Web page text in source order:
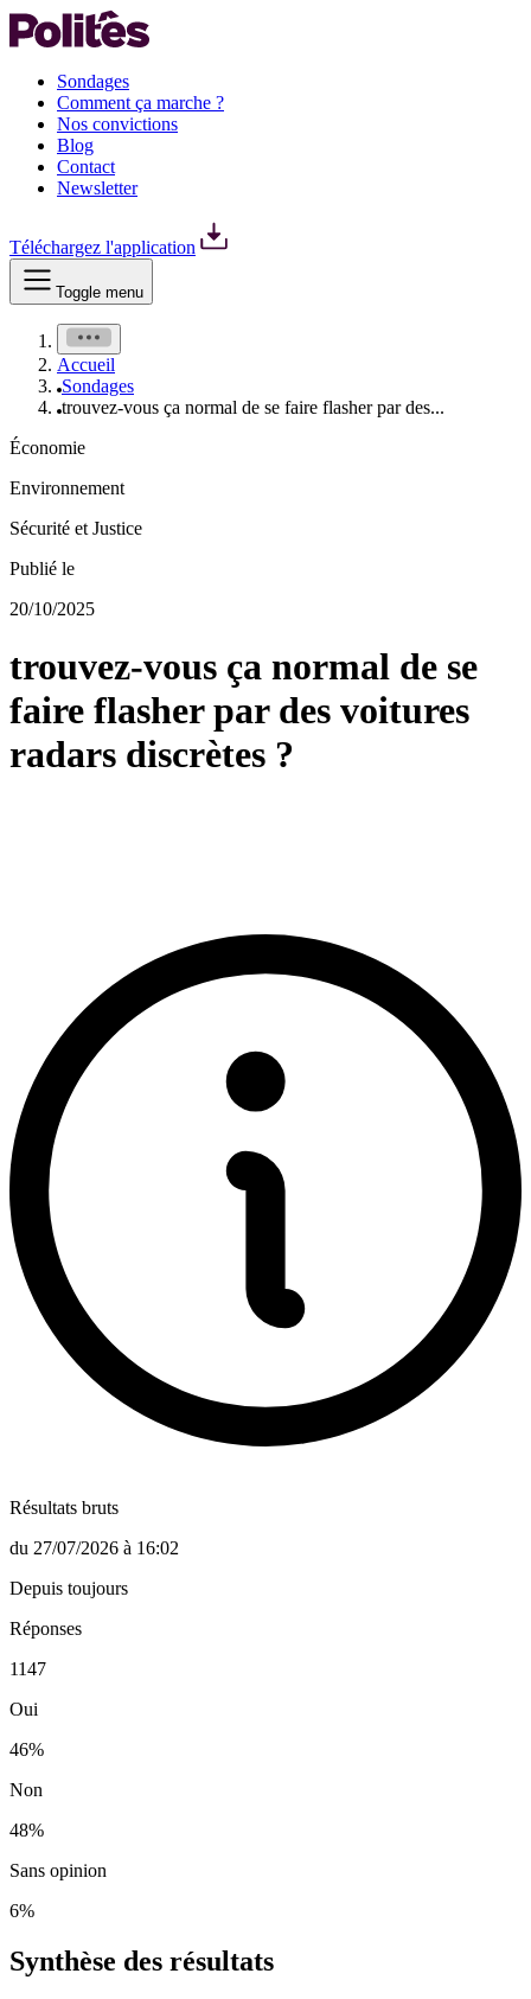
Sondages
Comment ça marche ?
Nos convictions
Blog
Contact
Newsletter
Téléchargez l'application
Toggle menu
Accueil
Sondages
trouvez-vous ça normal de se faire flasher par des...
Économie
Environnement
Sécurité et Justice
Publié le
20/10/2025
trouvez-vous ça normal de se
faire flasher par des voitures
radars discrètes ?
Résultats bruts
du 27/07/2026 à 16:02
Depuis toujours
Réponses
1147
Oui
46%
Non
48%
Sans opinion
6%
Synthèse des résultats